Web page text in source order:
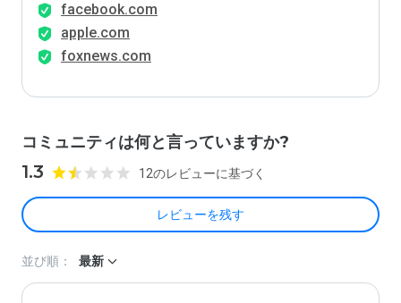
facebook.com
apple.com
foxnews.com
コミュニティは何と言っていますか?
1.3 12のレビューに基づく
レビューを残す
並び順： 最新